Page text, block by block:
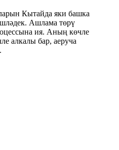
Кытайда яки башка
Ашлама төрү
ия. Аның көчле
алкалы бар, аеруча